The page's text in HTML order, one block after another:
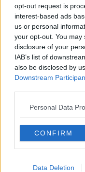
opt-out request is
interest-based ads
us or personal
your opt-out. You
disclosure of your
IAB’s list of
also be disclosed by
Downstream
Personal Data
CONFIRM
Data Deletion
Vorheriger Artikel
"Dann musst du
ziemlich lange
Watt mehr treten
und genau diese
Energie fehlt dir
Ende": Remco
Evenepoel
Race